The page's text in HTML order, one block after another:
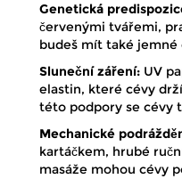
Genetická
červenými tvářemi,
budeš mít také jemné
Sluneční záření: UV
elastin, které cévy
této podpory se cévy
Mechanické
kartáčkem, hrubé
masáže mohou cévy